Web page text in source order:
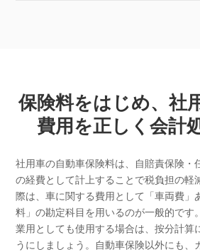
保険料をはじめ、社
費用を正しく会計
社用車の自動車保険料は、自賠責保険・
の経費として計上することで税負担の軽
際は、車に関する費用として「車両費」
料」の勘定科目を用いるのが一般的です
業用としても使用する場合は、按分計算
うにしましょう。自動車保険以外にも、